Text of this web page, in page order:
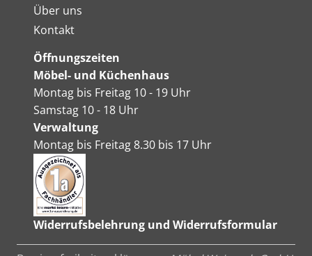
Über uns
Kontakt
Öffnungszeiten
Möbel- und Küchenhaus
Montag bis Freitag 10 - 19 Uhr
Samstag 10 - 18 Uhr
Verwaltung
Montag bis Freitag 8.30 bis 17 Uhr
Widerrufsbelehrung und Widerrufsformular